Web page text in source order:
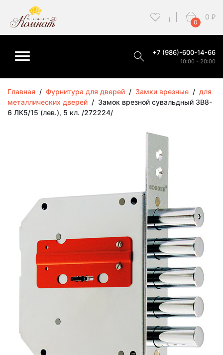
0
0 ₽
+7 (986)-600-14-66
10:00 - 20:00
Главная / Фурнитура для дверей / Замки врезные / для
металлических дверей / Замок врезной сувальдный ЗВ8-
6 ЛК5/15 (лев.), 5 кл. /272224/